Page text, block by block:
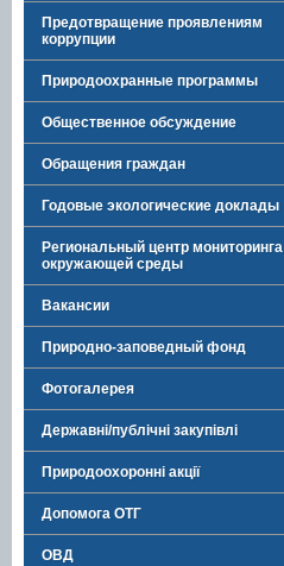
Предотвращение проявлениям
коррупции
Природоохранные программы
Общественное обсуждение
Обращения граждан
Годовые экологические доклады
Региональный центр мониторинга
окружающей среды
Вакансии
Природно-заповедный фонд
Фотогалерея
Державні/публічні закупівлі
Природоохоронні акції
Допомога ОТГ
ОВД